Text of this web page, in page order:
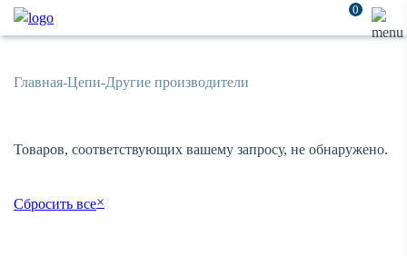
0
Главная-Цепи-Другие производители
Товаров, соответствующих вашему запросу, не обнаружено.
Сбросить все×